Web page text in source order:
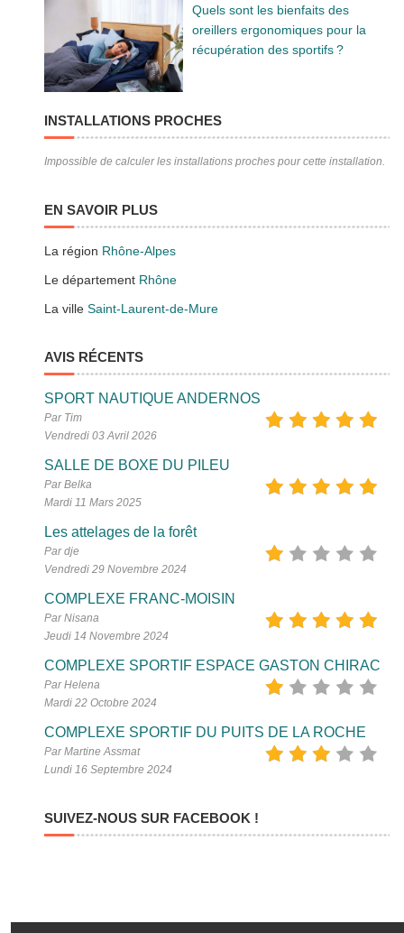
Quels sont les bienfaits des
oreillers ergonomiques pour la
récupération des sportifs ?
INSTALLATIONS PROCHES
Impossible de calculer les installations proches pour cette installation.
EN SAVOIR PLUS
La région Rhône-Alpes
Le département Rhône
La villeSaint-Laurent-de-Mure
AVIS RÉCENTS
SPORT NAUTIQUE ANDERNOS
Par Tim
Vendredi 03 Avril 2026
SALLE DE BOXE DU PILEU
Par Belka
Mardi 11 Mars 2025
Les attelages de la forêt
Par dje
Vendredi 29 Novembre 2024
COMPLEXE FRANC-MOISIN
Par Nisana
Jeudi 14 Novembre 2024
COMPLEXE SPORTIF ESPACE GASTON CHIRAC
Par Helena
Mardi 22 Octobre 2024
COMPLEXE SPORTIF DU PUITS DE LA ROCHE
Par Martine Assmat
Lundi 16 Septembre 2024
SUIVEZ-NOUS SUR FACEBOOK !